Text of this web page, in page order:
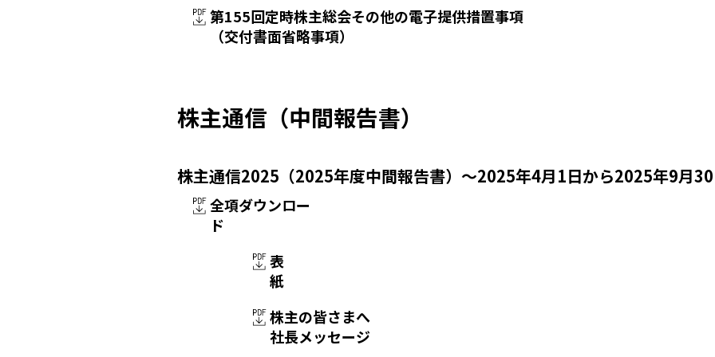
第155回定時株主総会その他の電子提供措置事項
（交付書面省略事項）
株主通信（中間報告書）
株主通信2025（2025年度中間報告書）～2025年4月1日から2025年9月
全項ダウンロー
ド
表
紙
株主の皆さまへ
社長メッセージ